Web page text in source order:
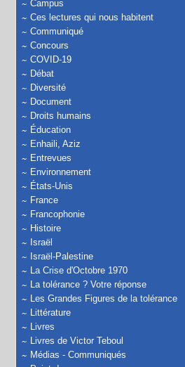
Campus
Ces lectures qui nous habitent
Communiqué
Concours
COVID-19
Débat
Diversité
Document
Droits humains
Éducation
Enhaili, Aziz
Entrevues
Environnement
États-Unis
France
Francophonie
Histoire
Israël
Israël-Palestine
La Crise d'Octobre 1970
La tolérance ? Votre réponse
Les Grandes Figures de la tolérance
Littérature
Livres
Livres de Victor Teboul
Médias - Communiqués